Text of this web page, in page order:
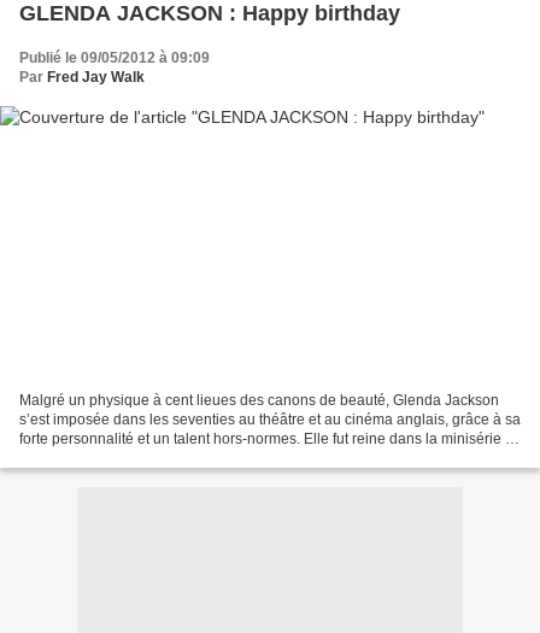
GLENDA JACKSON : Happy birthday
Publié le 09/05/2012 à 09:09
Par Fred Jay Walk
Malgré un physique à cent lieues des canons de beauté, Glenda Jackson
s’est imposée dans les seventies au théâtre et au cinéma anglais, grâce à sa
forte personnalité et un talent hors-normes. Elle fut reine dans la minisérie «